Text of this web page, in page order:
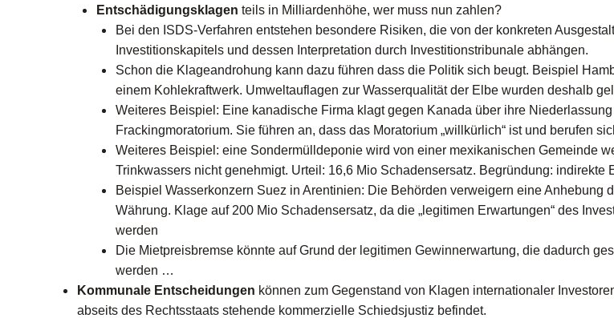
Entschädigungsklagen teils in Milliardenhöhe, wer muss nun zahlen?
Bei den ISDS-Verfahren entstehen besondere Risiken, die von der konkreten
Investitionskapitels und dessen Interpretation durch Investitionstribunale abhängen.
Schon die Klageandrohung kann dazu führen dass die Politik sich beugt. Beispiel
einem Kohlekraftwerk. Umweltauflagen zur Wasserqualität der Elbe wurden deshalb
Weiteres Beispiel: Eine kanadische Firma klagt gegen Kanada über ihre
Frackingmoratorium. Sie führen an, dass das Moratorium „willkürlich“ ist und berufen
Weiteres Beispiel: eine Sondermülldeponie wird von einer mexikanischen Gemeinde
Trinkwassers nicht genehmigt. Urteil: 16,6 Mio Schadensersatz. Begründung: indirekte
Beispiel Wasserkonzern Suez in Arentinien: Die Behörden verweigern eine Anhebung
Währung. Klage auf 200 Mio Schadensersatz, da die „legitimen Erwartungen“ des
werden
Die Mietpreisbremse könnte auf Grund der legitimen Gewinnerwartung, die dadurch
werden …
Kommunale Entscheidungen können zum Gegenstand von Klagen internationaler
abseits des Rechtsstaats stehende kommerzielle Schiedsjustiz befindet.